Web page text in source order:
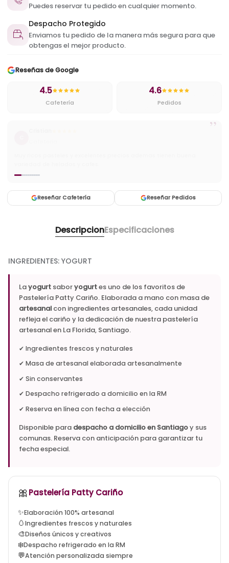
Puedes reservar tu pedido en cualquier momento.
Despacho Protegido
Enviamos tu pedido de la manera más segura para que
obtengas el mejor producto.
Reseñas de Google
4.5
Cafetería
4.6
Pedidos
”
Reseñar Cafetería Reseñar Pedidos
DescripcionEspecificaciones
INGREDIENTES: YOGURT
Layogurtsaboryogurtes uno de los favoritos de
Pastelería Patty Cariño. Elaborada a mano con masa de
artesanalcon ingredientes artesanales, cada unidad
refleja el cariño y la dedicación de nuestra pastelería
artesanal en La Florida, Santiago.
✔ Ingredientes frescos y naturales
✔ Masa de artesanal elaborada artesanalmente
✔ Sin conservantes
✔ Despacho refrigerado a domicilio en la RM
✔ Reserva en línea con fecha a elección
Disponible para despacho a domicilio en Santiagoy sus
comunas. Reserva con anticipación para garantizar tu
fecha especial.
🎀 Pastelería Patty Cariño
✨Elaboración 100% artesanal
🥚Ingredientes frescos y naturales
🎨Diseños únicos y creativos
❄️Despacho refrigerado en la RM
💬Atención personalizada siempre
tortas artesanales santiago, tortas a domicilio la